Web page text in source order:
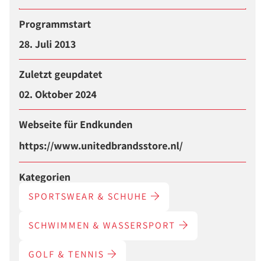
Programmstart
28. Juli 2013
Zuletzt geupdatet
02. Oktober 2024
Webseite für Endkunden
https://www.unitedbrandsstore.nl/
Kategorien
SPORTSWEAR & SCHUHE
SCHWIMMEN & WASSERSPORT
GOLF & TENNIS